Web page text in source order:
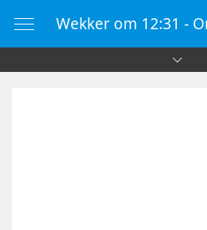
Wekker om 12:31 -